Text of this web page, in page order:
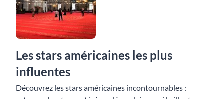
Les stars américaines les plus
influentes
Découvrez les stars américaines incontournables :